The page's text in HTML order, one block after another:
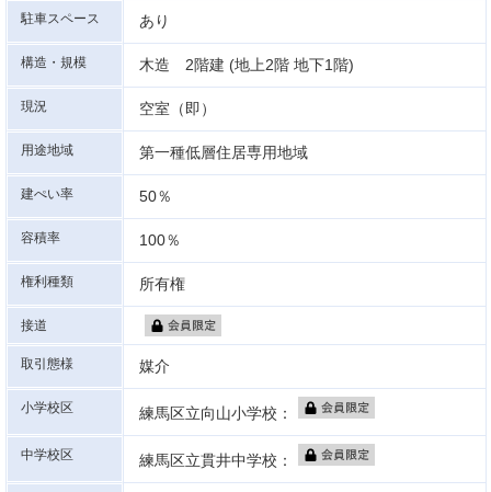
駐車スペース あり
構造・規模 木造 2階建 (地上2階 地下1階)
現況 空室（即）
用途地域 第一種低層住居専用地域
建ぺい率 50％
容積率 100％
権利種類 所有権
接道
取引態様 媒介
小学校区 練馬区立向山小学校：
中学校区 練馬区立貫井中学校：